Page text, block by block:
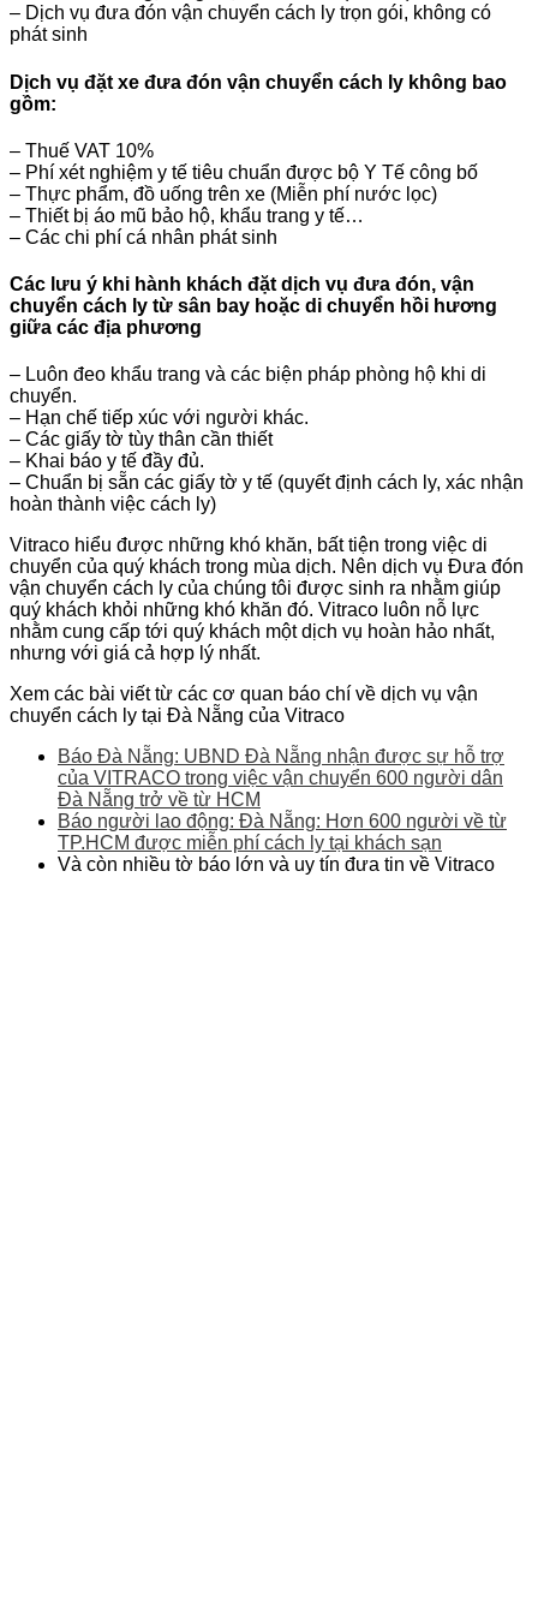
– Dịch vụ đưa đón vận chuyển cách ly trọn gói, không có
phát sinh
Dịch vụ đặt xe đưa đón vận chuyển cách ly không bao
gồm:
– Thuế VAT 10%
– Phí xét nghiệm y tế tiêu chuẩn được bộ Y Tế công bố
– Thực phẩm, đồ uống trên xe (Miễn phí nước lọc)
– Thiết bị áo mũ bảo hộ, khẩu trang y tế…
– Các chi phí cá nhân phát sinh
Các lưu ý khi hành khách đặt dịch vụ đưa đón, vận
chuyển cách ly từ sân bay hoặc di chuyển hồi hương
giữa các địa phương
– Luôn đeo khẩu trang và các biện pháp phòng hộ khi di
chuyển.
– Hạn chế tiếp xúc với người khác.
– Các giấy tờ tùy thân cần thiết
– Khai báo y tế đầy đủ.
– Chuẩn bị sẵn các giấy tờ y tế (quyết định cách ly, xác nhận
hoàn thành việc cách ly)
Vitraco hiểu được những khó khăn, bất tiện trong việc di
chuyển của quý khách trong mùa dịch. Nên dịch vụ Đưa đón
vận chuyển cách ly của chúng tôi được sinh ra nhằm giúp
quý khách khỏi những khó khăn đó. Vitraco luôn nỗ lực
nhằm cung cấp tới quý khách một dịch vụ hoàn hảo nhất,
nhưng với giá cả hợp lý nhất.
Xem các bài viết từ các cơ quan báo chí về dịch vụ vận
chuyển cách ly tại Đà Nẵng của Vitraco
Báo Đà Nẵng: UBND Đà Nẵng nhận được sự hỗ trợ
của VITRACO trong việc vận chuyển 600 người dân
Đà Nẵng trở về từ HCM
Báo người lao động: Đà Nẵng: Hơn 600 người về từ
TP.HCM được miễn phí cách ly tại khách sạn
Và còn nhiều tờ báo lớn và uy tín đưa tin về Vitraco